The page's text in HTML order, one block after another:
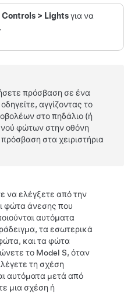
Controls > Lightsγια να
πρόσβαση σε ένα
αγγίζοντας το
στοπηδάλιο (ή
φώτων στην οθόνη
στα χειριστήρια
να ελέγξετε από την
φώτα άνεσης που
αυτόματα
τα εσωτερικά
και τα φώτα
το Model S, όταν
τη σχέση
αυτόματα μετά από
μια σχέση ή